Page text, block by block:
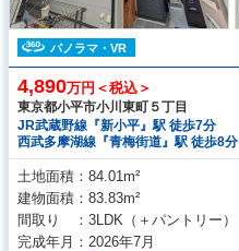
パノラマ・VR
4,890万円＜税込＞
東京都小平市小川東町５丁目
JR武蔵野線『新小平』駅 徒歩7分
西武多摩湖線『青梅街道』駅 徒歩8分
土地面積
84.01m²
建物面積
83.83m²
間取り
3LDK （＋パントリー）
完成年月
2026年7月